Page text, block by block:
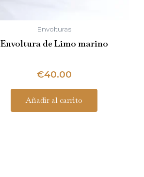
Envolturas
Envoltura de Limo marino
€40.00
Añadir al carrito